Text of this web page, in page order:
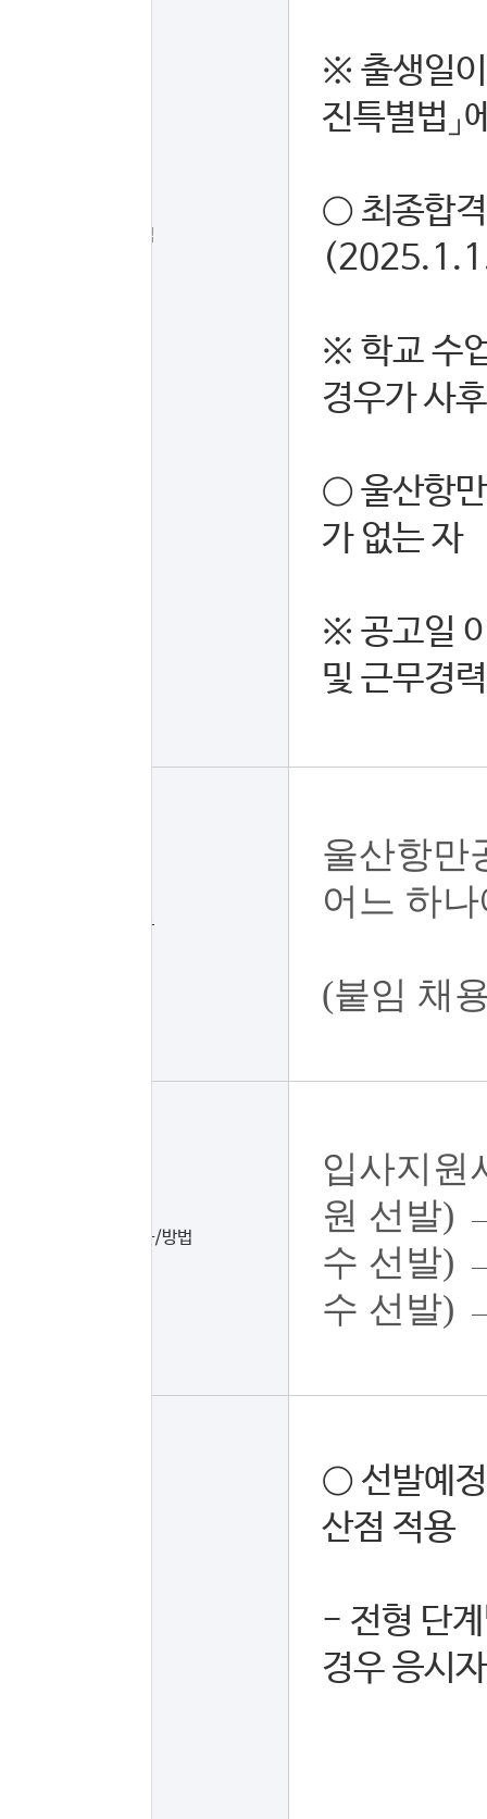
응시자격
※ 출생일
진특별법
○ 최종합
※ 학교 수
경우가 사
○ 울산항
가 없는 자
※ 공고일
및 근무경
결격사유
울산항만
어느 하
(붙임 채
전형절차/방법
입사지원
원 선발)
수 선발)
수 선발)
○ 선발예
산점 적용
- 전형 단
경우 응시